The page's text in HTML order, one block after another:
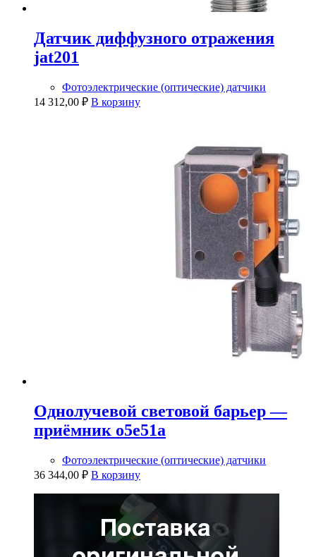
Датчик диффузного отражения
jat201
Фотоэлектрические (оптические) датчики
14 312,00 ₽ В корзину
Однолучевой световой барьер —
приёмник o5e51a
Фотоэлектрические (оптические) датчики
36 344,00 ₽ В корзину